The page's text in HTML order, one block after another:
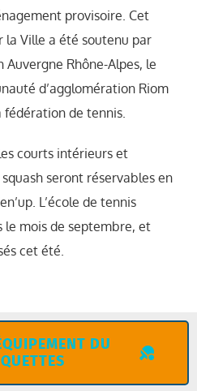
provisoire. Cet
la Ville a été soutenu par
Auvergne Rhône-Alpes, le
d’agglomération Riom
de tennis.
courts intérieurs et
seront réservables en
L’école de tennis
le mois de septembre, et
cet été.
DU